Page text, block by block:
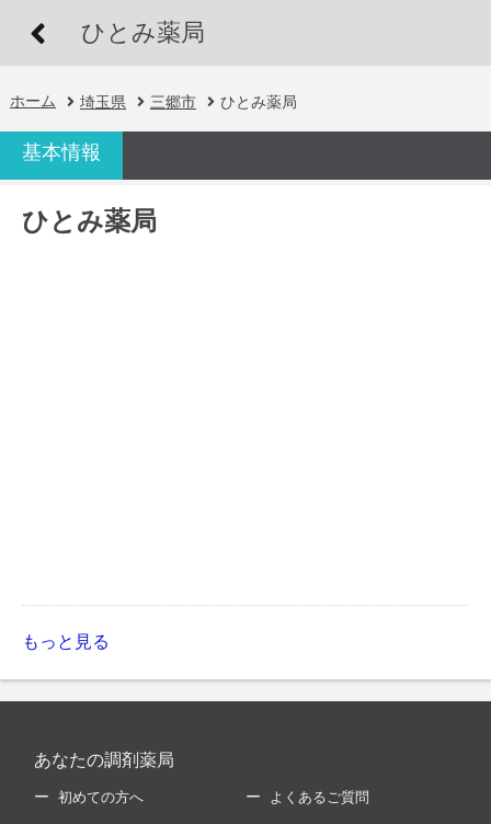
ひとみ薬局
ホーム 埼玉県 三郷市 ひとみ薬局
基本情報
ひとみ薬局
もっと見る
あなたの調剤薬局
初めての方へ よくあるご質問